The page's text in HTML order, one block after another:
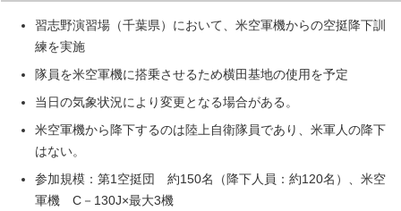
習志野演習場（千葉県）において、米空軍機からの空挺降下訓
練を実施
隊員を米空軍機に搭乗させるため横田基地の使用を予定
当日の気象状況により変更となる場合がある。
米空軍機から降下するのは陸上自衛隊員であり、米軍人の降下
はない。
参加規模：第1空挺団 約150名（降下人員：約120名）、米空
軍機 C－130J×最大3機